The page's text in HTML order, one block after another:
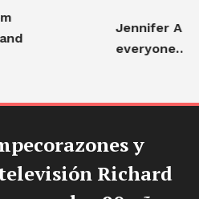
Jennifer
everyone…
y
Richard